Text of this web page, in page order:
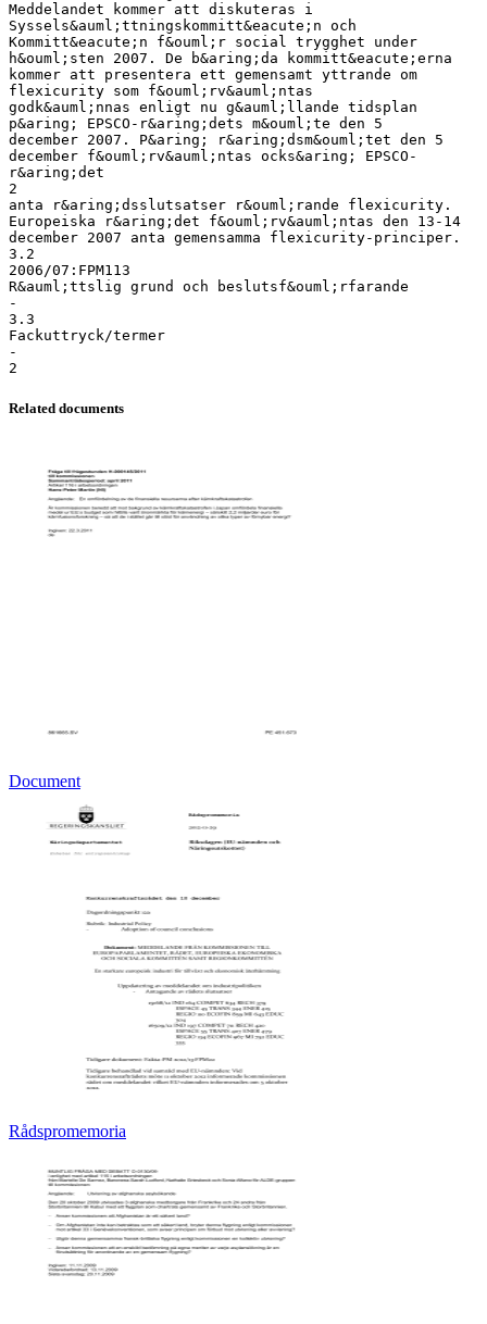
Meddelandet kommer att diskuteras i
Syssels&auml;ttningskommitt&eacute;n och
Kommitt&eacute;n f&ouml;r social trygghet under
h&ouml;sten 2007. De b&aring;da kommitt&eacute;erna
kommer att presentera ett gemensamt yttrande om
flexicurity som f&ouml;rv&auml;ntas
godk&auml;nnas enligt nu g&auml;llande tidsplan
p&aring; EPSCO-r&aring;dets m&ouml;te den 5
december 2007. P&aring; r&aring;dsm&ouml;tet den 5
december f&ouml;rv&auml;ntas ocks&aring; EPSCO-
r&aring;det
2
anta r&aring;dsslutsatser r&ouml;rande flexicurity.
Europeiska r&aring;det f&ouml;rv&auml;ntas den 13-14
december 2007 anta gemensamma flexicurity-principer.
3.2
2006/07:FPM113
R&auml;ttslig grund och beslutsf&ouml;rfarande
-
3.3
Fackuttryck/termer
-
Related documents
Document
Rådspromemoria